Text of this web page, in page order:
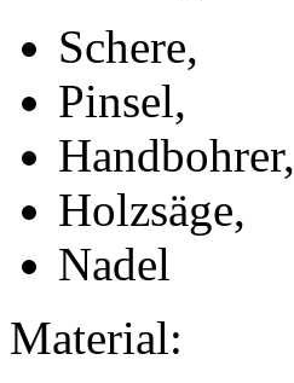
Schere,
Pinsel,
Handbohrer,
Holzsäge,
Nadel
Material: